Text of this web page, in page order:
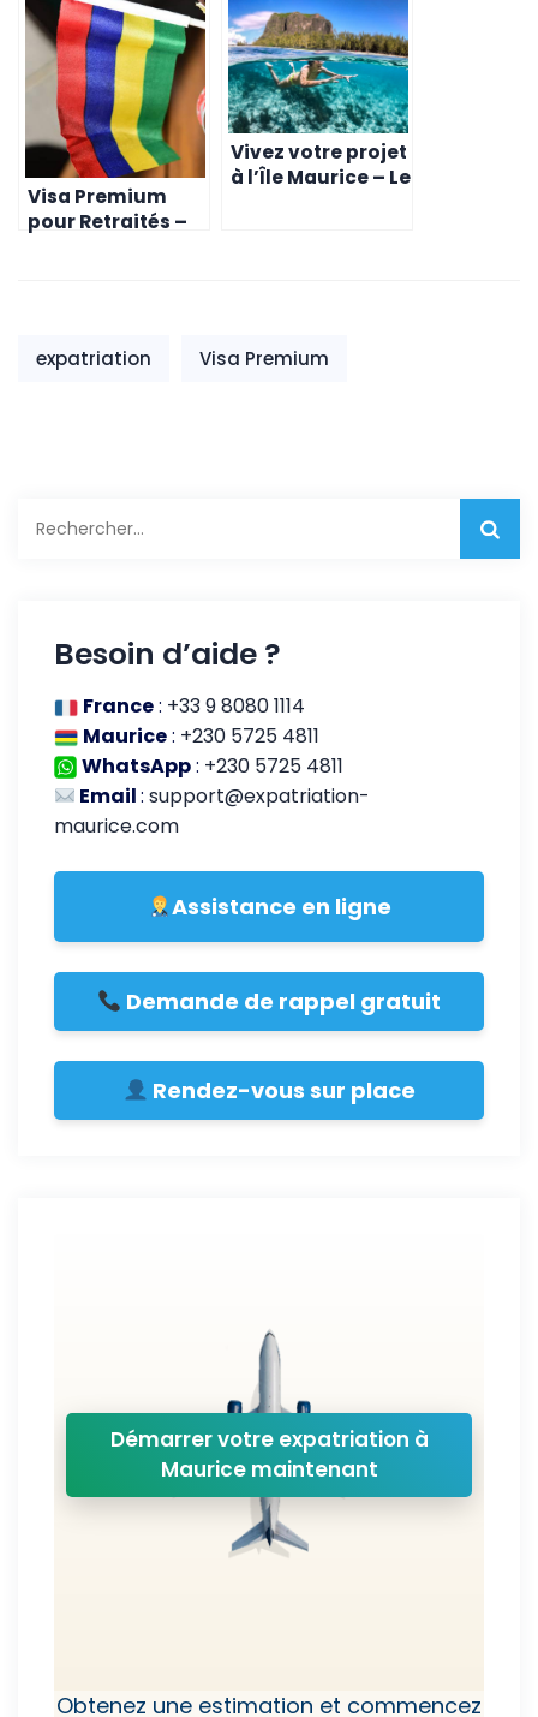
Premium à l’Île
Maurice
distance belges
Visa Premium
pour Retraités –
Vivez votre projet
à l’Île Maurice – Le
expatriation Visa Premium
Besoin d’aide ?
France: +33 9 8080 1114
Maurice: +230 5725 4811
WhatsApp: +230 5725 4811
Email:support@expatriation-
maurice.com
Assistance en ligne
Demande de rappel gratuit
Rendez-vous sur place
Démarrer votre expatriation à
Maurice maintenant
Obtenez une estimation et commencez